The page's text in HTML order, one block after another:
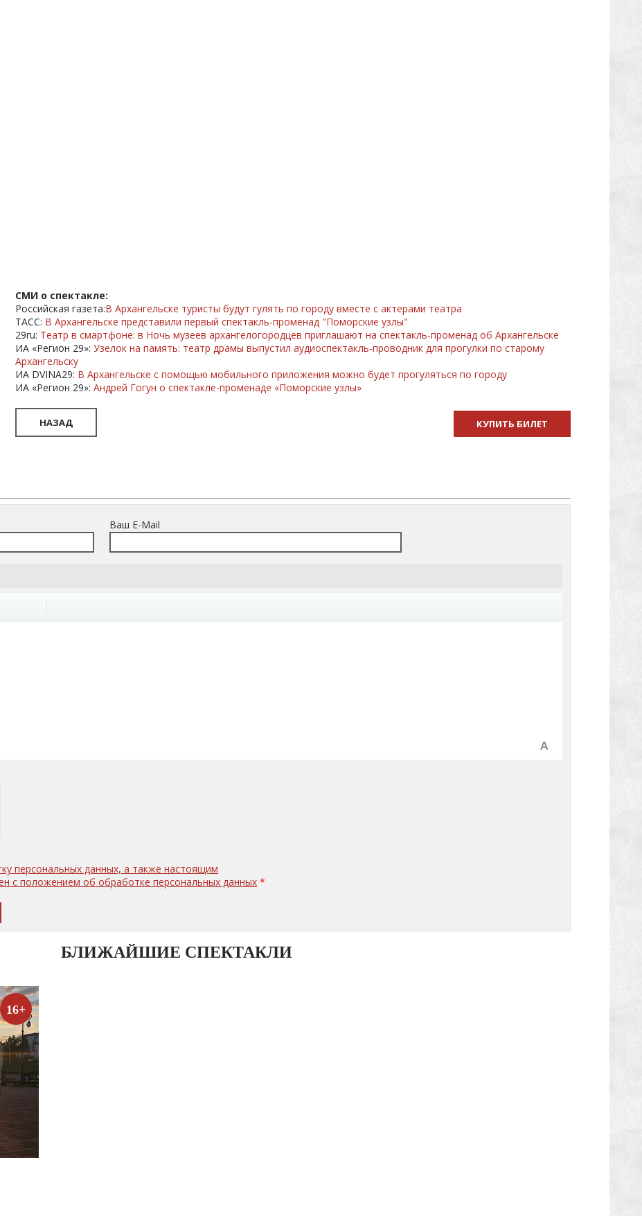
СМИ о спектакле:
Российская газета:В Архангельске туристы будут гулять по городу вместе с актерами театра
ТАСС: В Архангельске представили первый спектакль-променад "Поморские узлы"
29ru: Театр в смартфоне: в Ночь музеев архангелогородцев приглашают на спектакль-променад об Архангельске
ИА «Регион 29»: Узелок на память: театр драмы выпустил аудиоспектакль-проводник для прогулки по старому
Архангельску
ИА DVINA29: В Архангельске с помощью мобильного приложения можно будет прогуляться по городу
ИА «Регион 29»: Андрей Гогун о спектакле-променаде «Поморские узлы»
НАЗАД КУПИТЬ БИЛЕТ
Ваш E-Mail
персональных данных, а также настоящим
с положением об обработке персональных данных *
БЛИЖАЙШИЕ СПЕКТАКЛИ
16+